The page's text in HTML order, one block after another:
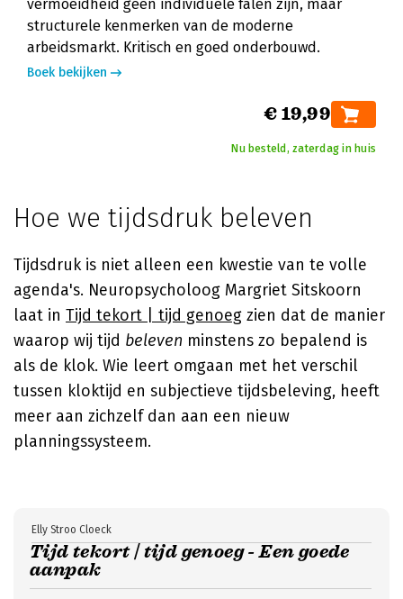
vermoeidheid geen individuele falen zijn, maar
structurele kenmerken van de moderne
arbeidsmarkt. Kritisch en goed onderbouwd.
Boek bekijken
€ 19,99
Nu besteld, zaterdag in huis
Hoe we tijdsdruk beleven
Tijdsdruk is niet alleen een kwestie van te volle
agenda's. Neuropsycholoog Margriet Sitskoorn
laat in Tijd tekort | tijd genoeg zien dat de manier
waarop wij tijd beleven minstens zo bepalend is
als de klok. Wie leert omgaan met het verschil
tussen kloktijd en subjectieve tijdsbeleving, heeft
meer aan zichzelf dan aan een nieuw
planningssysteem.
Tijd tekort | tijd genoeg - Een goede
aanpak
Elly Stroo Cloeck